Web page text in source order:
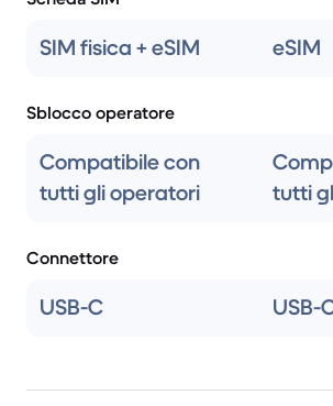
SIM fisica + eSIM eSIM
Sblocco operatore
Compatibile con
tutti gli operatori
tutti
Connettore
USB-C USB-